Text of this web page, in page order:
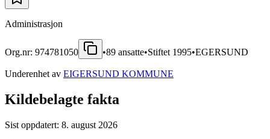
Administrasjon
Org.nr: 974781050 •89 ansatte•Stiftet 1995•EGERSUND
Underenhet av EIGERSUND KOMMUNE
Kildebelagte fakta
Sist oppdatert: 8. august 2026